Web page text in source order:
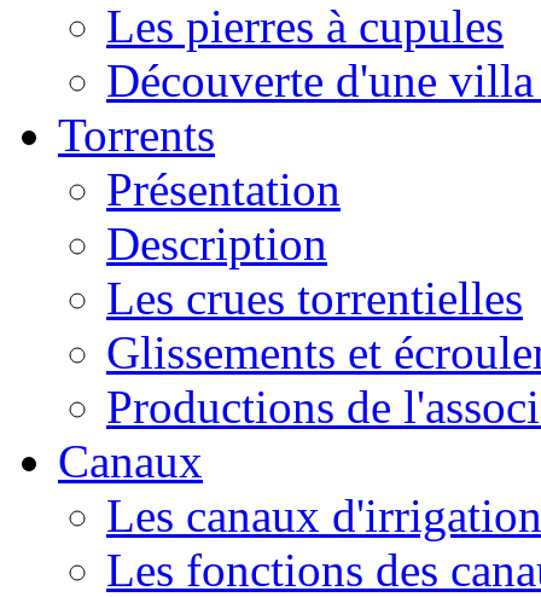
Les pierres à cupules
Découverte d'une
Torrents
Présentation
Description
Les crues torrentielles
Glissements et
Productions de
Canaux
Les canaux
Les fonctions des